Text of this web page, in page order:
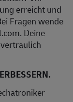
erreicht und
Fragen wende
Deine